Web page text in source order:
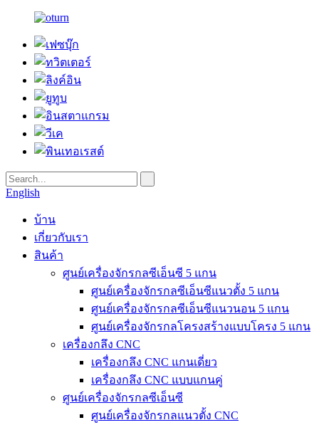
English
บ้าน
เกี่ยวกับเรา
สินค้า
ศูนย์เครื่องจักรกลซีเอ็นซี 5 แกน
ศูนย์เครื่องจักรกลซีเอ็นซีแนวตั้ง 5 แกน
ศูนย์เครื่องจักรกลซีเอ็นซีแนวนอน 5 แกน
ศูนย์เครื่องจักรกลโครงสร้างแบบโครง 5 แกน
เครื่องกลึง CNC
เครื่องกลึง CNC แกนเดี่ยว
เครื่องกลึง CNC แบบแกนคู่
ศูนย์เครื่องจักรกลซีเอ็นซี
ศูนย์เครื่องจักรกลแนวตั้ง CNC